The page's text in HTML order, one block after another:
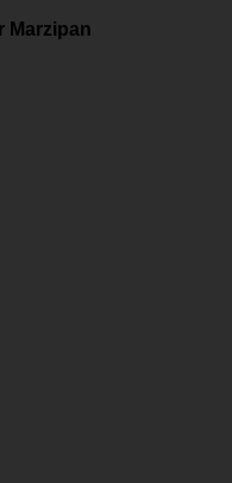
Marzipan